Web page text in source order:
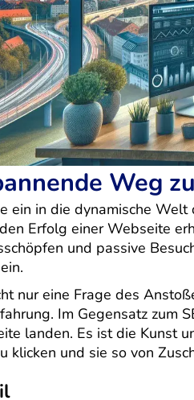
Weg
ein in die dynamische
Erfolg einer Webseite
und passive
nur eine Frage des
Im Gegensatz zum
landen. Es ist die Kunst
klicken und sie so von